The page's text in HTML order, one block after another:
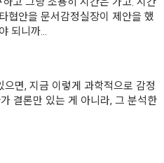
협안을 문서감정실장이 제안을 했
되니까...
으면, 지금 이렇게 과학적으로 감정
결론만 있는 게 아니라, 그 분석한